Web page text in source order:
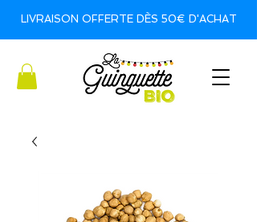
LIVRAISON OFFERTE DÈS 50€ D'ACHAT